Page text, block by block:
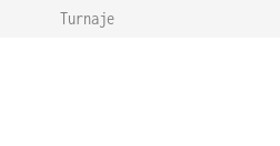
Turnaje